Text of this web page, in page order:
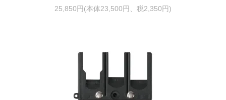
25,850円(本体23,500円、税2,350円)